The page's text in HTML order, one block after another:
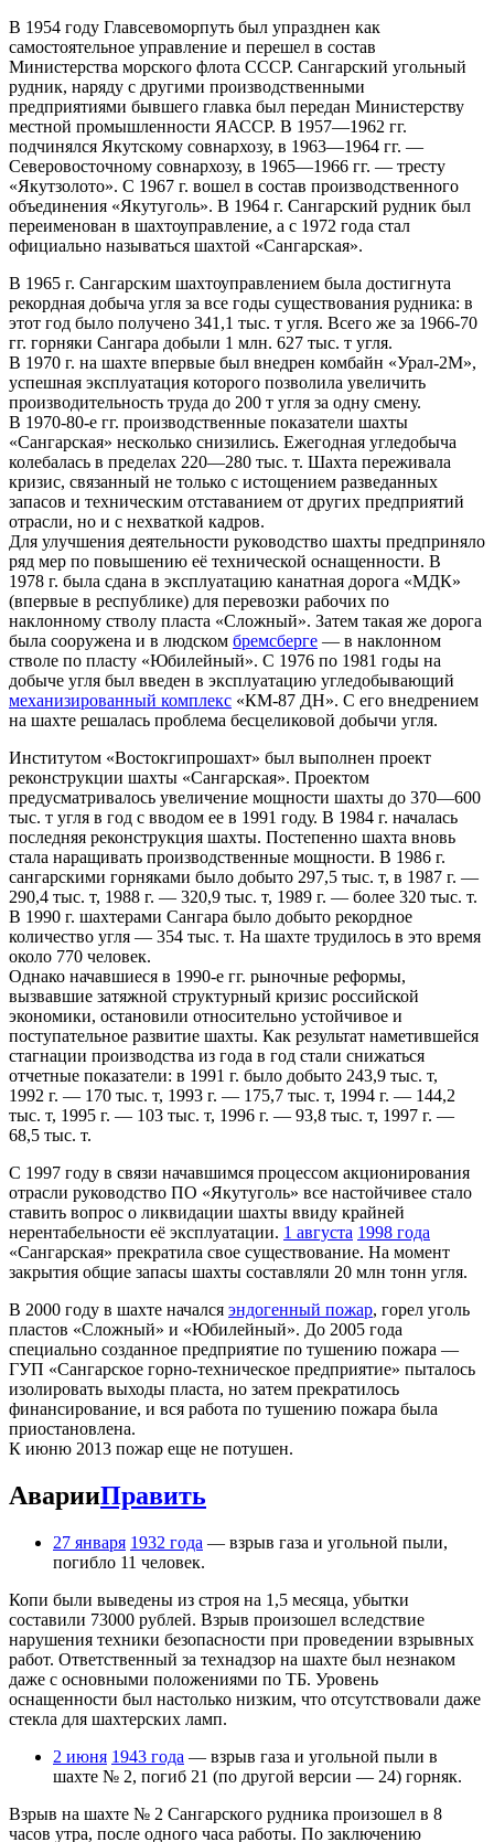
В 1954 году Главсевоморпуть был упразднен как
самостоятельное управление и перешел в состав
Министерства морского флота СССР. Сангарский угольный
рудник, наряду с другими производственными
предприятиями бывшего главка был передан Министерству
местной промышленности ЯАССР. В 1957—1962 гг.
подчинялся Якутскому совнархозу, в 1963—1964 гг. —
Северовосточному совнархозу, в 1965—1966 гг. — тресту
«Якутзолото». С 1967 г. вошел в состав производственного
объединения «Якутуголь». В 1964 г. Сангарский рудник был
переименован в шахтоуправление, а с 1972 года стал
официально называться шахтой «Сангарская».
В 1965 г. Сангарским шахтоуправлением была достигнута
рекордная добыча угля за все годы существования рудника: в
этот год было получено 341,1 тыс. т угля. Всего же за 1966-70
гг. горняки Сангара добыли 1 млн. 627 тыс. т угля.
В 1970 г. на шахте впервые был внедрен комбайн «Урал-2М»,
успешная эксплуатация которого позволила увеличить
производительность труда до 200 т угля за одну смену.
В 1970-80-е гг. производственные показатели шахты
«Сангарская» несколько снизились. Ежегодная угледобыча
колебалась в пределах 220—280 тыс. т. Шахта переживала
кризис, связанный не только с истощением разведанных
запасов и техническим отставанием от других предприятий
отрасли, но и с нехваткой кадров.
Для улучшения деятельности руководство шахты предприняло
ряд мер по повышению её технической оснащенности. В
1978 г. была сдана в эксплуатацию канатная дорога «МДК»
(впервые в республике) для перевозки рабочих по
наклонному стволу пласта «Сложный». Затем такая же дорога
была сооружена и в людском бремсберге — в наклонном
стволе по пласту «Юбилейный». С 1976 по 1981 годы на
добыче угля был введен в эксплуатацию угледобывающий
механизированный комплекс «КМ-87 ДН». С его внедрением
на шахте решалась проблема бесцеликовой добычи угля.
Институтом «Востокгипрошахт» был выполнен проект
реконструкции шахты «Сангарская». Проектом
предусматривалось увеличение мощности шахты до 370—600
тыс. т угля в год с вводом ее в 1991 году. В 1984 г. началась
последняя реконструкция шахты. Постепенно шахта вновь
стала наращивать производственные мощности. В 1986 г.
сангарскими горняками было добыто 297,5 тыс. т, в 1987 г. —
290,4 тыс. т, 1988 г. — 320,9 тыс. т, 1989 г. — более 320 тыс. т.
В 1990 г. шахтерами Сангара было добыто рекордное
количество угля — 354 тыс. т. На шахте трудилось в это время
около 770 человек.
Однако начавшиеся в 1990-е гг. рыночные реформы,
вызвавшие затяжной структурный кризис российской
экономики, остановили относительно устойчивое и
поступательное развитие шахты. Как результат наметившейся
стагнации производства из года в год стали снижаться
отчетные показатели: в 1991 г. было добыто 243,9 тыс. т,
1992 г. — 170 тыс. т, 1993 г. — 175,7 тыс. т, 1994 г. — 144,2
тыс. т, 1995 г. — 103 тыс. т, 1996 г. — 93,8 тыс. т, 1997 г. —
68,5 тыс. т.
С 1997 году в связи начавшимся процессом акционирования
отрасли руководство ПО «Якутуголь» все настойчивее стало
ставить вопрос о ликвидации шахты ввиду крайней
нерентабельности её эксплуатации. 1 августа 1998 года
«Сангарская» прекратила свое существование. На момент
закрытия общие запасы шахты составляли 20 млн тонн угля.
В 2000 году в шахте начался эндогенный пожар, горел уголь
пластов «Сложный» и «Юбилейный». До 2005 года
специально созданное предприятие по тушению пожара —
ГУП «Сангарское горно-техническое предприятие» пыталось
изолировать выходы пласта, но затем прекратилось
финансирование, и вся работа по тушению пожара была
приостановлена.
К июню 2013 пожар еще не потушен.
АварииПравить
27 января 1932 года — взрыв газа и угольной пыли,
погибло 11 человек.
Копи были выведены из строя на 1,5 месяца, убытки
составили 73000 рублей. Взрыв произошел вследствие
нарушения техники безопасности при проведении взрывных
работ. Ответственный за технадзор на шахте был незнаком
даже с основными положениями по ТБ. Уровень
оснащенности был настолько низким, что отсутствовали даже
стекла для шахтерских ламп.
2 июня 1943 года — взрыв газа и угольной пыли в
шахте № 2, погиб 21 (по другой версии — 24) горняк.
Взрыв на шахте № 2 Сангарского рудника произошел в 8
часов утра, после одного часа работы. По заключению